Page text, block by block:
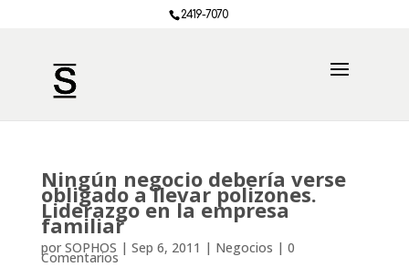
2419-7070
Ningún negocio debería verse
obligado a llevar polizones.
Liderazgo en la empresa
familiar
por SOPHOS | Sep 6, 2011 | Negocios | 0
Comentarios